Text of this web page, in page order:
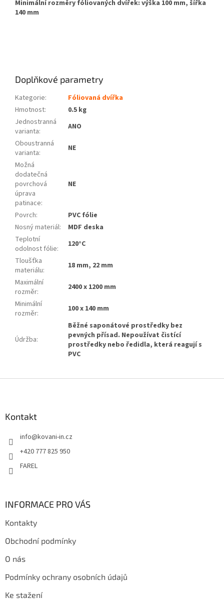
Minimální rozměry fóliovaných dvířek: výška 100 mm, šířka
140 mm
Doplňkové parametry
Kategorie:
Fóliovaná dvířka
Hmotnost:
0.5 kg
Jednostranná
varianta:
ANO
Oboustranná
varianta:
NE
Možná
dodatečná
povrchová
úprava
patinace:
NE
Povrch:
PVC fólie
Nosný materiál:
MDF deska
Teplotní
odolnost fólie:
120°C
Tloušťka
materiálu:
18 mm, 22 mm
Maximální
rozměr:
2400 x 1200 mm
Minimální
rozměr: 100 x 140 mm
Údržba:
Běžné saponátové prostředky bez
pevných přísad. Nepoužívat čistící
prostředky nebo ředidla, která reagují s
PVC
Kontakt
info@kovani-in.cz
+420 777 825 950
FAREL
INFORMACE PRO VÁS
Kontakty
Obchodní podmínky
O nás
Podmínky ochrany osobních údajů
Ke stažení